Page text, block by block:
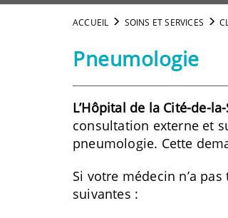
ACCUEIL SOINS ET SERVICES
Pneumologie
L’Hôpital de la Cité-de-
consultation externe et
pneumologie. Cette
Si votre médecin n’a
suivantes :